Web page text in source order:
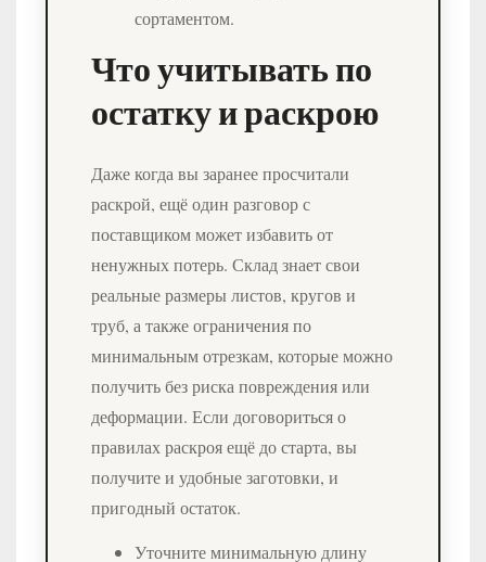
сортаментом.
Что учитывать по
остатку и раскрою
Даже когда вы заранее просчитали
раскрой, ещё один разговор с
поставщиком может избавить от
ненужных потерь. Склад знает свои
реальные размеры листов, кругов и
труб, а также ограничения по
минимальным отрезкам, которые можно
получить без риска повреждения или
деформации. Если договориться о
правилах раскроя ещё до старта, вы
получите и удобные заготовки, и
пригодный остаток.
Уточните минимальную длину